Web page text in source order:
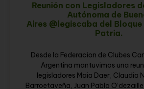
Reunión con Legisladores
Autónoma de
Aires @legiscaba del
Patria.
Desde la Federacion de Clubes
Argentina mantuvimos una
legisladores Maia Daer, Claudia
Barroetaveña, Juan Pablo